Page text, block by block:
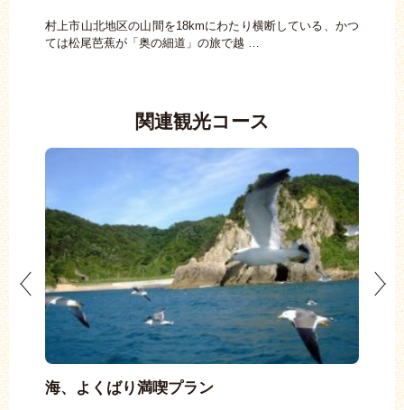
に
村上市山北地区の山間を18kmにわたり横断している、かつ
ては松尾芭蕉が「奥の細道」の旅で越 …
明
園
関連観光コース
海、よくばり満喫プラン